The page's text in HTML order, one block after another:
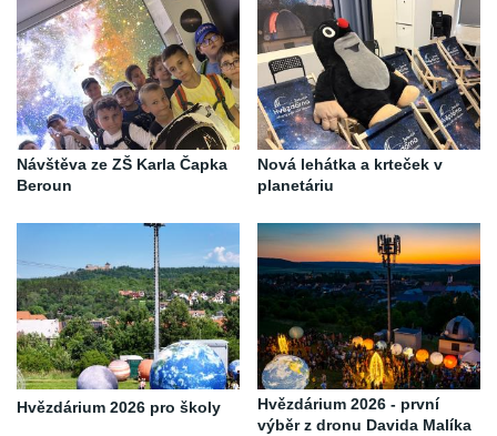
Návštěva ze ZŠ Karla Čapka
Beroun
Nová lehátka a krteček v
planetáriu
Hvězdárium 2026 pro školy
Hvězdárium 2026 - první
výběr z dronu Davida Malíka